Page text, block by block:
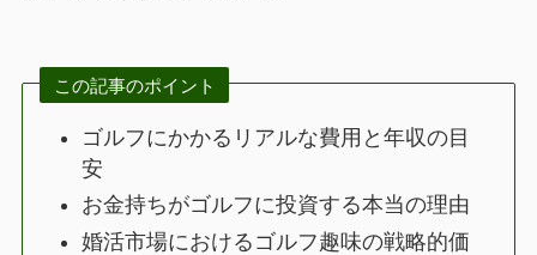
この記事のポイント
ゴルフにかかるリアルな費用と年収の目
安
お金持ちがゴルフに投資する本当の理由
婚活市場におけるゴルフ趣味の戦略的価